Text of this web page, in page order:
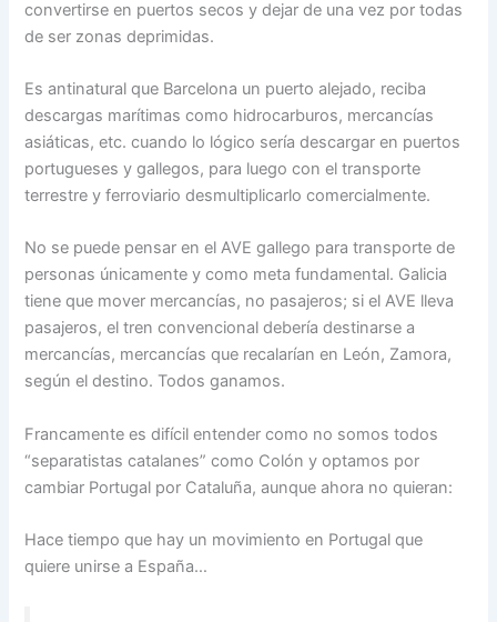
convertirse en puertos secos y dejar de una vez por todas
de ser zonas deprimidas.
Es antinatural que Barcelona un puerto alejado, reciba
descargas marítimas como hidrocarburos, mercancías
asiáticas, etc. cuando lo lógico sería descargar en puertos
portugueses y gallegos, para luego con el transporte
terrestre y ferroviario desmultiplicarlo comercialmente.
No se puede pensar en el AVE gallego para transporte de
personas únicamente y como meta fundamental. Galicia
tiene que mover mercancías, no pasajeros; si el AVE lleva
pasajeros, el tren convencional debería destinarse a
mercancías, mercancías que recalarían en León, Zamora,
según el destino. Todos ganamos.
Francamente es difícil entender como no somos todos
“separatistas catalanes” como Colón y optamos por
cambiar Portugal por Cataluña, aunque ahora no quieran:
Hace tiempo que hay un movimiento en Portugal que
quiere unirse a España…